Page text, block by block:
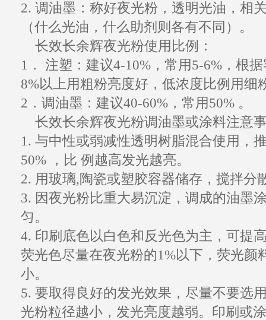
2. 调油墨：称好夜光粉 ，透明光油，相
（什么光油，什么助剂则各有不同）。
长效长余辉夜光粉使用比例：
1． 注塑：建议4-10%，常用5-6%，根
8%以上用粗粉亮度好，低浓度比例用细
2．调油墨：建议40-60%，常用50% 。
长效长余辉夜光粉调油墨或涂料注意
1. 与中性或弱减性透明树脂混合使用，
50% ，比 例越高发光越亮。
2. 用玻璃,陶瓷或塑胶容器储存，搅拌分
3. 因夜光粉 比重大易沉淀 ，调成的油墨
匀。
4. 印刷底色以白色和反光色为主，可提
荧光色尽量在夜光粉的1%以下，荧光颜
小。
5. 要取得良好的发光效果，尽量不要选
光粉粒径越小，发光亮度越弱。印刷或